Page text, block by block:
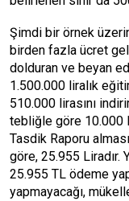
Şimdi bir örnek
birden fazla ücret
dolduran ve beyan
1.500.000 liralık
510.000 lirasını
tebliğle göre 10.000
Tasdik Raporu
göre, 25.955 Liradır.
25.955 TL ödeme
yapmayacağı,